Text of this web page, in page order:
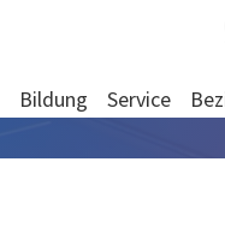
Bildung Service